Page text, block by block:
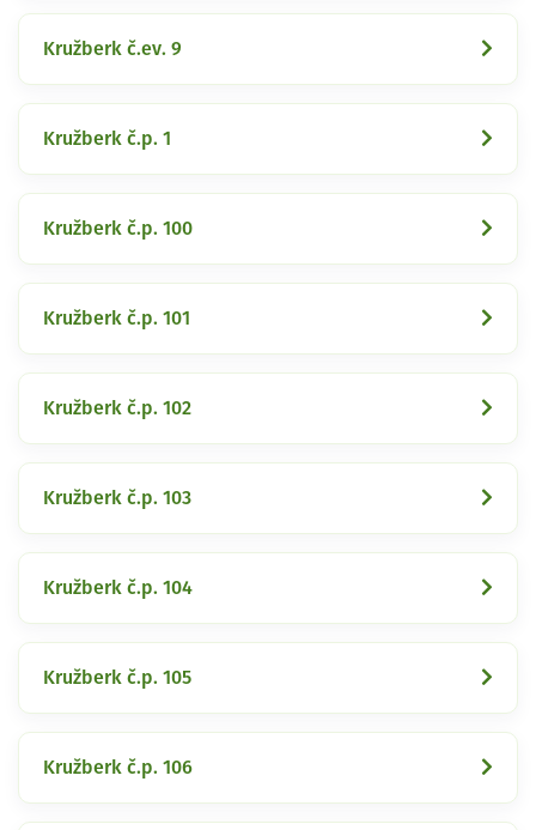
Kružberk č.ev. 9
Kružberk č.p. 1
Kružberk č.p. 100
Kružberk č.p. 101
Kružberk č.p. 102
Kružberk č.p. 103
Kružberk č.p. 104
Kružberk č.p. 105
Kružberk č.p. 106